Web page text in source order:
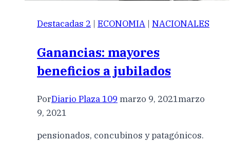
Destacadas 2 | ECONOMIA | NACIONALES
Ganancias: mayores
beneficios a jubilados
PorDiario Plaza 109 marzo 9, 2021marzo
9, 2021
pensionados, concubinos y patagónicos.